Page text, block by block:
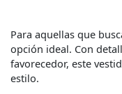
Para aquellas que
opción ideal. Con
favorecedor, este
estilo.